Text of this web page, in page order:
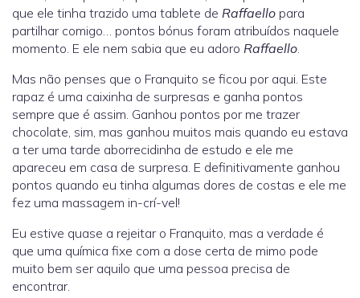
que ele tinha trazido uma tablete de Raffaello para
partilhar comigo… pontos bónus foram atribuídos naquele
momento. E ele nem sabia que eu adoro Raffaello.
Mas não penses que o Franquito se ficou por aqui. Este
rapaz é uma caixinha de surpresas e ganha pontos
sempre que é assim. Ganhou pontos por me trazer
chocolate, sim, mas ganhou muitos mais quando eu estava
a ter uma tarde aborrecidinha de estudo e ele me
apareceu em casa de surpresa. E definitivamente ganhou
pontos quando eu tinha algumas dores de costas e ele me
fez uma massagem in-crí-vel!
Eu estive quase a rejeitar o Franquito, mas a verdade é
que uma química fixe com a dose certa de mimo pode
muito bem ser aquilo que uma pessoa precisa de
encontrar.